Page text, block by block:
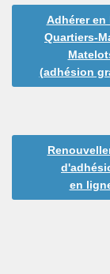
Adhérer en
Quartiers-
(adhésion
en